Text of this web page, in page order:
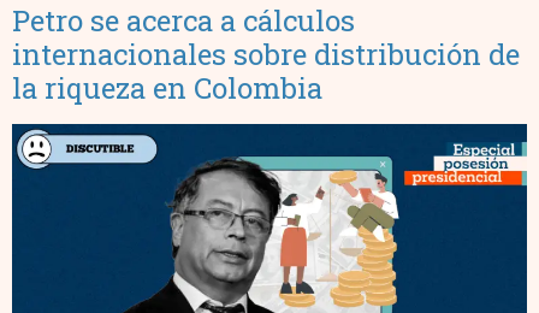
Petro se acerca a cálculos
internacionales sobre distribución de
la riqueza en Colombia